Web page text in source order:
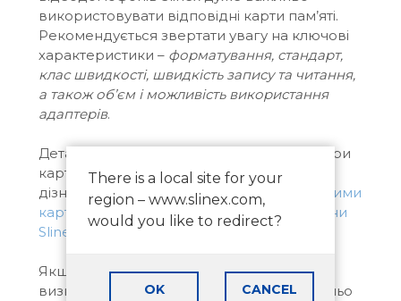
використовувати відповідні карти пам’яті.
Рекомендується звертати увагу на ключові
характеристики – форматування, стандарт,
клас швидкості, швидкість запису та читання,
а також об’єм і можливість використання
адаптерів.
Детальніше про рекомендовані параметри
карт пам’яті та правила їх вибору можна
дізнатися на нашій сервісній сторінці
з якими
картами пам’яті працюють відеодомофони
Slinex
Якщо після встановлення карта не
визначається, рекомендується попередньо
There is a local site for your
region – www.slinex.com,
would you like to redirect?
OK CANCEL